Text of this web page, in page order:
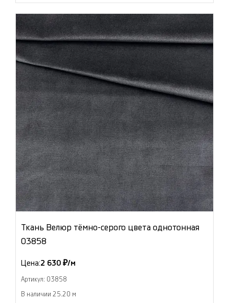
Ткань Велюр тёмно-серого цвета однотонная
03858
Цена:2 630 ₽/м
Артикул: 03858
В наличии 25.20 м